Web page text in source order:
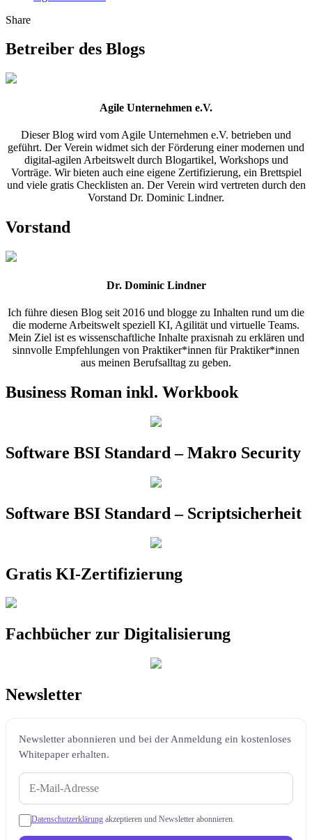
Share
Betreiber des Blogs
Agile Unternehmen e.V.
Dieser Blog wird vom Agile Unternehmen e.V. betrieben und
geführt. Der Verein widmet sich der Förderung einer modernen und
digital-agilen Arbeitswelt durch Blogartikel, Workshops und
Vorträge. Wir bieten auch eine eigene Zertifizierung, ein Brettspiel
und viele gratis Checklisten an. Der Verein wird vertreten durch den
Vorstand Dr. Dominic Lindner.
Vorstand
Dr. Dominic Lindner
Ich führe diesen Blog seit 2016 und blogge zu Inhalten rund um die
die moderne Arbeitswelt speziell KI, Agilität und virtuelle Teams.
Mein Ziel ist es wissenschaftliche Inhalte praxisnah zu erklären und
sinnvolle Empfehlungen von Praktiker*innen für Praktiker*innen
aus meinen Berufsalltag zu geben.
Business Roman inkl. Workbook
Software BSI Standard – Makro Security
Software BSI Standard – Scriptsicherheit
Gratis KI-Zertifizierung
Fachbücher zur Digitalisierung
Newsletter
Newsletter abonnieren und bei der Anmeldung ein kostenloses
Whitepaper erhalten.
Datenschutzerklärung akzeptieren und Newsletter abonnieren.